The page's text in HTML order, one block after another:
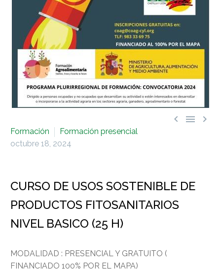
  
Formación
Formación presencial
octubre 18, 2024
CURSO DE USOS SOSTENIBLE DE
PRODUCTOS FITOSANITARIOS
NIVEL BASICO (25 H)
MODALIDAD : PRESENCIAL Y GRATUITO (
FINANCIADO 100% POR EL MAPA)